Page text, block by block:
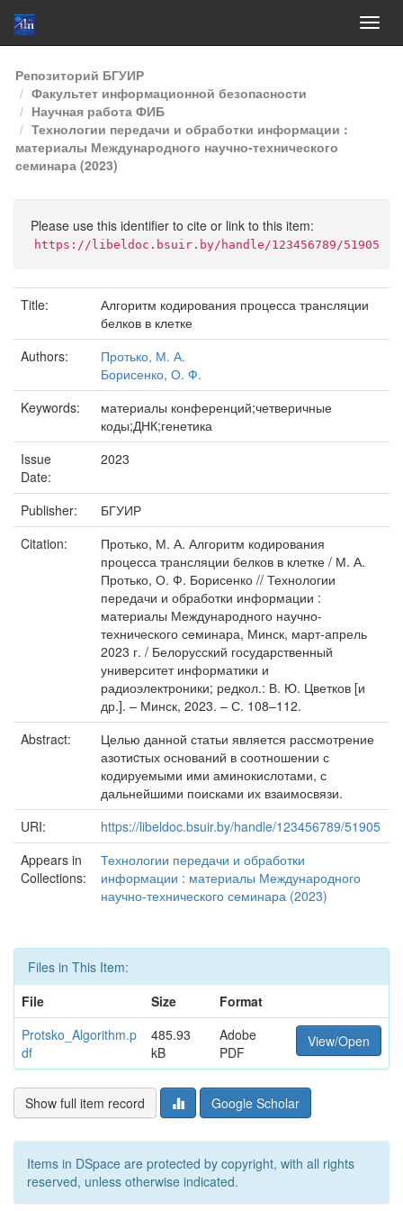
Skip
navigation
Репозиторий БГУИР
Факультет информационной безопасности
Научная работа ФИБ
Технологии передачи и обработки информации :
материалы Международного научно-технического
семинара (2023)
Please use this identifier to cite or link to this item:
https://libeldoc.bsuir.by/handle/123456789/51905
Title:
Алгоритм кодирования процесса трансляции
белков в клетке
Authors:
Протько, М. А.
Борисенко, О. Ф.
Keywords:
материалы конференций;четверичные
коды;ДНК;генетика
Issue
Date:
2023
Publisher:
БГУИР
Citation:
Протько, М. А. Алгоритм кодирования
процесса трансляции белков в клетке / М. А.
Протько, О. Ф. Борисенко // Технологии
передачи и обработки информации :
материалы Международного научно-
технического семинара, Минск, март-апрель
2023 г. / Белорусский государственный
университет информатики и
радиоэлектроники; редкол.: В. Ю. Цветков [и
др.]. – Минск, 2023. – С. 108–112.
Abstract:
Целью данной статьи является рассмотрение
азотиcтых оснований в соотношении с
кодируемыми ими аминокислотами, с
дальнейшими поисками их взаимосвязи.
URI:
https://libeldoc.bsuir.by/handle/123456789/51905
Appears in
Collections:
Технологии передачи и обработки
информации : материалы Международного
научно-технического семинара (2023)
Files in This Item:
File
Size
Format
Protsko_Algorithm.p
df
485.93
kB
Adobe
PDF
View/Open
Show full item record Google Scholar
Items in DSpace are protected by copyright, with all rights
reserved, unless otherwise indicated.